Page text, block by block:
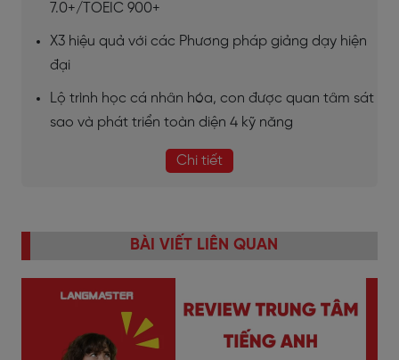
7.0+/TOEIC 900+
X3 hiệu quả với các Phương pháp giảng dạy hiện
đại
Lộ trình học cá nhân hóa, con được quan tâm sát
sao và phát triển toàn diện 4 kỹ năng
Chi tiết
BÀI VIẾT LIÊN QUAN